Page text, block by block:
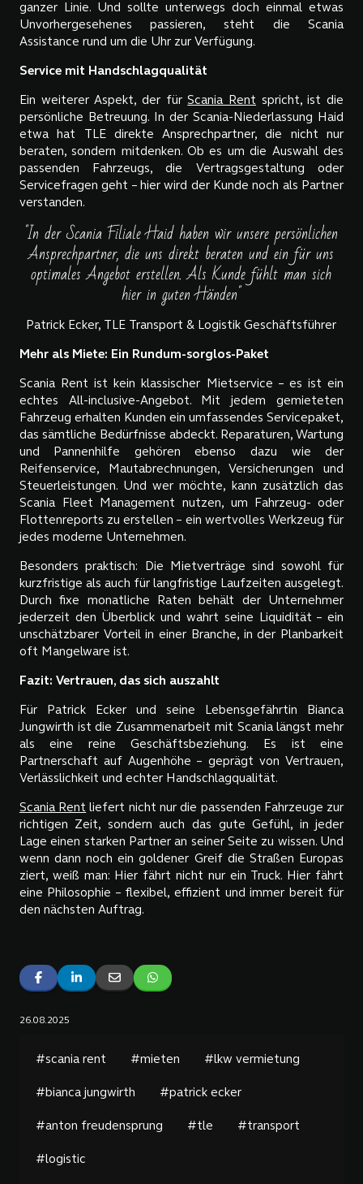
ganzer Linie. Und sollte unterwegs doch einmal etwas
Unvorhergesehenes passieren, steht die Scania
Assistance rund um die Uhr zur Verfügung.
Service mit Handschlagqualität
Ein weiterer Aspekt, der fürScania Rent spricht, ist die
persönliche Betreuung. In der Scania-Niederlassung Haid
etwa hat TLE direkte Ansprechpartner, die nicht nur
beraten, sondern mitdenken. Ob es um die Auswahl des
passenden Fahrzeugs, die Vertragsgestaltung oder
Servicefragen geht – hier wird der Kunde noch als Partner
verstanden.
"In der Scania Filiale Haid haben wir unsere persönlichen
Ansprechpartner, die uns direkt beraten und ein für uns
optimales Angebot erstellen. Als Kunde fühlt man sich
hier in guten Händen"
Patrick Ecker, TLE Transport & Logistik Geschäftsführer
Mehr als Miete: Ein Rundum-sorglos-Paket
Scania Rent ist kein klassischer Mietservice – es ist ein
echtes All-inclusive-Angebot. Mit jedem gemieteten
Fahrzeug erhalten Kunden ein umfassendes Servicepaket,
das sämtliche Bedürfnisse abdeckt. Reparaturen, Wartung
und Pannenhilfe gehören ebenso dazu wie der
Reifenservice, Mautabrechnungen, Versicherungen und
Steuerleistungen. Und wer möchte, kann zusätzlich das
Scania Fleet Management nutzen, um Fahrzeug- oder
Flottenreports zu erstellen – ein wertvolles Werkzeug für
jedes moderne Unternehmen.
Besonders praktisch: Die Mietverträge sind sowohl für
kurzfristige als auch für langfristige Laufzeiten ausgelegt.
Durch fixe monatliche Raten behält der Unternehmer
jederzeit den Überblick und wahrt seine Liquidität – ein
unschätzbarer Vorteil in einer Branche, in der Planbarkeit
oft Mangelware ist.
Fazit: Vertrauen, das sich auszahlt
Für Patrick Ecker und seine Lebensgefährtin Bianca
Jungwirth ist die Zusammenarbeit mit Scania längst mehr
als eine reine Geschäftsbeziehung. Es ist eine
Partnerschaft auf Augenhöhe – geprägt von Vertrauen,
Verlässlichkeit und echter Handschlagqualität.
Scania Rent liefert nicht nur die passenden Fahrzeuge zur
richtigen Zeit, sondern auch das gute Gefühl, in jeder
Lage einen starken Partner an seiner Seite zu wissen. Und
wenn dann noch ein goldener Greif die Straßen Europas
ziert, weiß man: Hier fährt nicht nur ein Truck. Hier fährt
eine Philosophie – flexibel, effizient und immer bereit für
den nächsten Auftrag.
26.08.2025
#scania rent #mieten #lkw vermietung
#bianca jungwirth #patrick ecker
#anton freudensprung #tle #transport
#logistic